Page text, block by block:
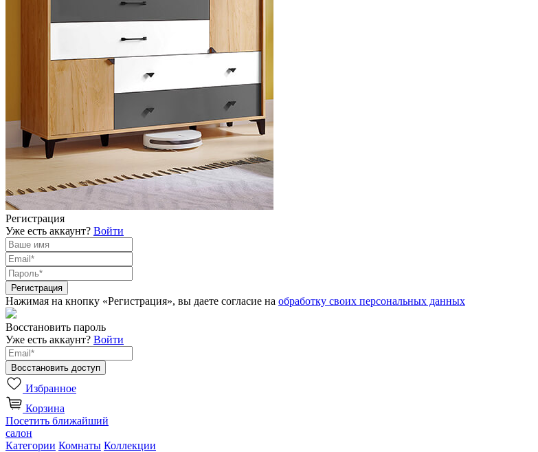
Регистрация
Уже есть аккаунт? Войти
Нажимая на кнопку «Регистрация», вы даете согласие на обработку своих персональных данных
Восстановить пароль
Уже есть аккаунт? Войти
Избранное
Корзина
Посетить ближайший
салон
Категории Комнаты Коллекции